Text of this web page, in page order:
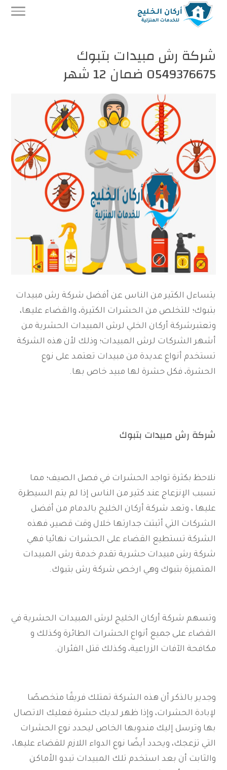
شركة رش مبيدات بتبوك
0549376675 ضمان 12 شهر
يتساءل الكثير من الناس عن أفضل شركة رش مبيدات
بتبوك؛ للتخلص من الحشرات الكثيرة، والقضاء عليها،
وتعتبرشركة أركان الخلي لرش المبيدات الحشرية من
أشهر الشركات لرش المبيدات؛ وذلك لأن هذه الشركة
تستخدم أنواع عديدة من مبيدات تعتمد على نوع
الحشرة، فكل حشرة لها مبيد خاص بها.
شركة رش مبيدات بتبوك
نلاحظ بكثرة تواجد الحشرات في فصل الصيف؛ مما
تسبب الإنزعاج عند كثير من الناس إذا لم يتم السيطرة
عليها ، وتعد شركة أركان الخليح بالدمام من أفضل
الشركات التي أثبتت جدارتها خلال وقت قصير، فهذه
الشركة تستطيع القضاء على الحشرات نهائيا فهي
شركة رش مبيدات حشرية تقدم خدمة رش المبيدات
المتميزة بتبوك وهي ارخص شركة رش بتبوك.
وتسهم شركة أركان الخليج لرش المبيدات الحشرية في
القضاء على جميع أنواع الحشرات الطائرة وكذلك و
مكافحة الآفات الزراعية، وكذلك قتل الفئران.
وجدير بالذكر أن هذه الشركة تمتلك فريقًا متخصصًا
لإبادة الحشرات، وإذا ظهر لديك حشرة فعليك الاتصال
بها وترسل إليك مندوبها الخاص ليحدد نوع الحشرات
التي تزعجك، ويحدد أيضًا نوع الدواء اللازم للقضاء عليها،
والثابت أن بعد استخدم تلك المبيدات تبدو الأماكن